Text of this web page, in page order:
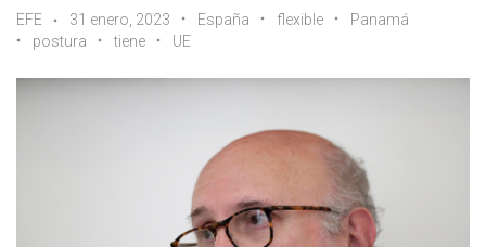
EFE 31 enero, 2023 España flexible
Panamá
postura
tiene UE